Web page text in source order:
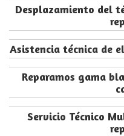
Desplazamiento del
Asistencia técnica de
Reparamos gama
Servicio Técnico